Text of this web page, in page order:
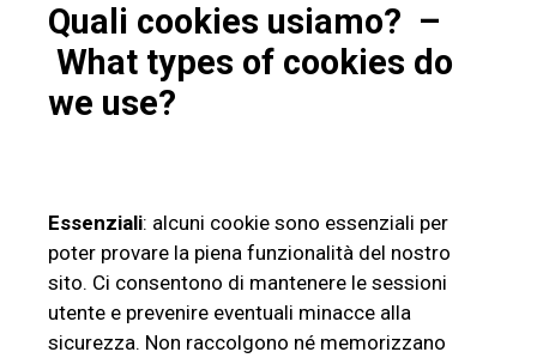
Quali cookies usiamo? –
What types of cookies do
we use?
Essenziali: alcuni cookie sono essenziali per
poter provare la piena funzionalità del nostro
sito. Ci consentono di mantenere le sessioni
utente e prevenire eventuali minacce alla
sicurezza. Non raccolgono né memorizzano